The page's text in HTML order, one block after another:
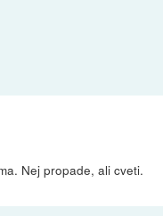
Nej propade, ali cveti.